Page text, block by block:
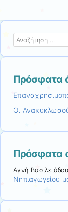
Αναζήτηση
Πρόσφατα
Οι
Πρόσφατα
Αγνή Βασιλειάδου
Νηπιαγωγείου